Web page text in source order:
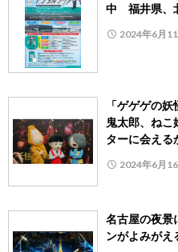
中 福井県、
2024年6月
「ゲゲゲの
鬼太郎、ねこ
ターに会える
2024年6月
名古屋の夜
ンがよみがえ